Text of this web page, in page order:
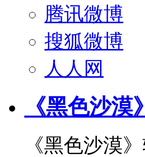
腾讯微博
搜狐微博
人人网
《黑色沙
《黑色沙漠